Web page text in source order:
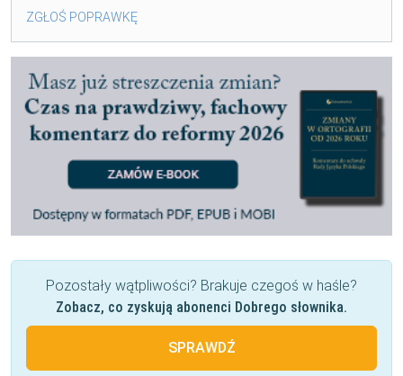
ZGŁOŚ POPRAWKĘ
Pozostały wątpliwości? Brakuje czegoś w haśle?
Zobacz, co zyskują abonenci Dobrego słownika.
SPRAWDŹ